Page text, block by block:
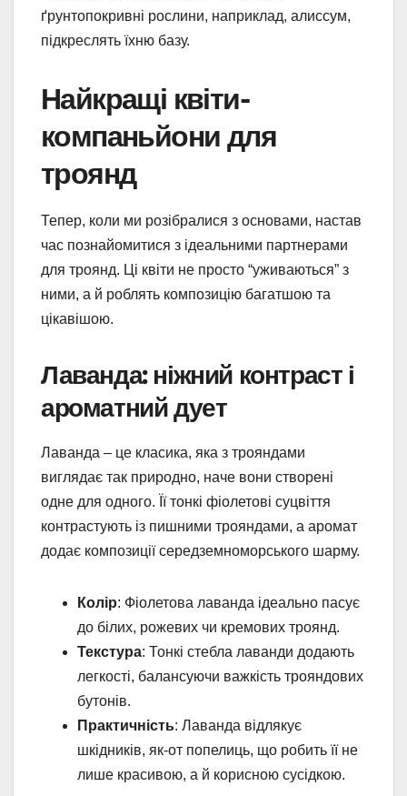
ґрунтопокривні рослини, наприклад, алиссум,
підкреслять їхню базу.
Найкращі квіти-
компаньйони для
троянд
Тепер, коли ми розібралися з основами, настав
час познайомитися з ідеальними партнерами
для троянд. Ці квіти не просто “уживаються” з
ними, а й роблять композицію багатшою та
цікавішою.
Лаванда: ніжний контраст і
ароматний дует
Лаванда – це класика, яка з трояндами
виглядає так природно, наче вони створені
одне для одного. Її тонкі фіолетові суцвіття
контрастують із пишними трояндами, а аромат
додає композиції середземноморського шарму.
Колір: Фіолетова лаванда ідеально пасує
до білих, рожевих чи кремових троянд.
Текстура: Тонкі стебла лаванди додають
легкості, балансуючи важкість трояндових
бутонів.
Практичність: Лаванда відлякує
шкідників, як-от попелиць, що робить її не
лише красивою, а й корисною сусідкою.